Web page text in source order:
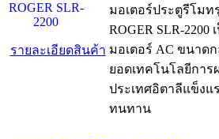
รายละเอียดสินค้า
มอเตอร์ประตูรีโมท
ROGER SLR-2200
มอเตอร์ AC ขนาด
ยอดเทคโนโลยีการ
ประเทศอิตาลีแข็งแ
ทนทาน